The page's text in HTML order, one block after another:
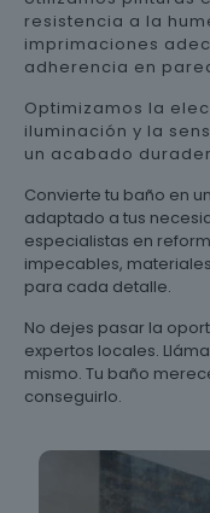
resistencia a la
imprimaciones
adherencia en
Optimizamos la
iluminación y la
un acabado
Convierte tu baño en
adaptado a tus
especialistas en
impecables,
para cada detalle.
No dejes pasar la
expertos locales.
mismo. Tu baño
conseguirlo.